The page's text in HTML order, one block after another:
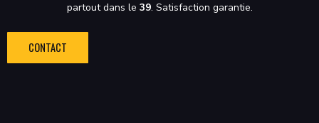
partout dans le 39. Satisfaction garantie.
CONTACT